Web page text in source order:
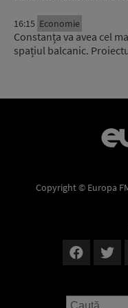
16:15 Economie
Constanța va avea cel
spațiul balcanic.
Copyright © Europa